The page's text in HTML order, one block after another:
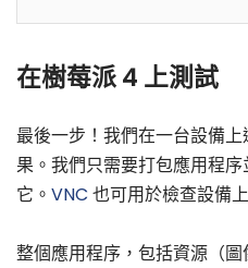
在樹莓派 4 上測試
最後一步！我們在一台設備
果。我們只需要打包應用程
它。 VNC 也可用於檢查設備
整個應用程序，包括資源（